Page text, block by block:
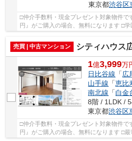
東京都渋谷区
□仲介手数料・現金プレゼント対象物件
円』がご購入の場合、無料になります □
売買 | 中古マンション
シティハウス広尾南 仲介手数
1億3,999万
日比谷線 「広
山手線 「恵比
南北線 「白金
8階 / 1LDK /
東京都渋谷区
□仲介手数料・現金プレゼント対象物件
円』がご購入の場合、無料になります